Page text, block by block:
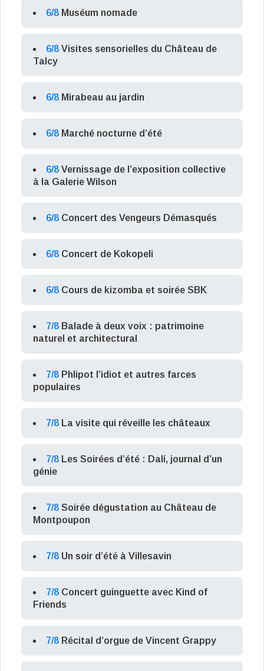
6/8 Muséum nomade
6/8 Visites sensorielles du Château de
Talcy
6/8 Mirabeau au jardin
6/8 Marché nocturne d’été
6/8 Vernissage de l’exposition collective
à la Galerie Wilson
6/8 Concert des Vengeurs Démasqués
6/8 Concert de Kokopeli
6/8 Cours de kizomba et soirée SBK
7/8 Balade à deux voix : patrimoine
naturel et architectural
7/8 Phlipot l’idiot et autres farces
populaires
7/8 La visite qui réveille les châteaux
7/8 Les Soirées d’été : Dalí, journal d’un
génie
7/8 Soirée dégustation au Château de
Montpoupon
7/8 Un soir d’été à Villesavin
7/8 Concert guinguette avec Kind of
Friends
7/8 Récital d’orgue de Vincent Grappy